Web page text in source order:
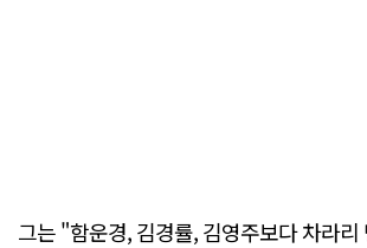
그는 "함운경, 김경률, 김영주보다 차라리